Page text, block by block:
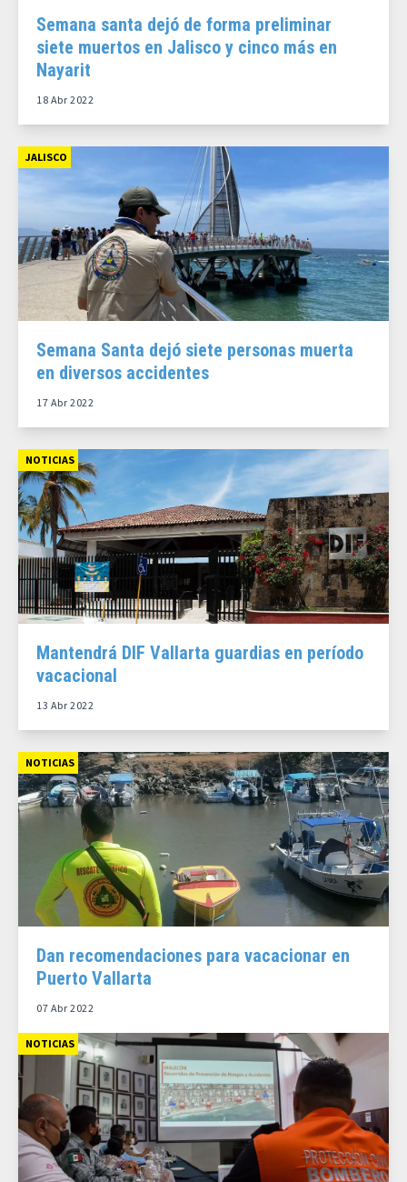
Semana santa dejó de forma preliminar
siete muertos en Jalisco y cinco más en
Nayarit
18 Abr 2022
JALISCO
Semana Santa dejó siete personas muerta
en diversos accidentes
17 Abr 2022
NOTICIAS
Mantendrá DIF Vallarta guardias en período
vacacional
13 Abr 2022
NOTICIAS
Dan recomendaciones para vacacionar en
Puerto Vallarta
07 Abr 2022
NOTICIAS